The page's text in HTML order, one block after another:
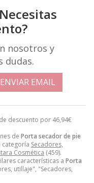
descuento por 46,94€
de Porta secador de pie
categoría Secadores,
Cosmética (459).
características a Porta
utillaje", "Secadores,
nosotros y
dudas.
ENVIAR EMAIL